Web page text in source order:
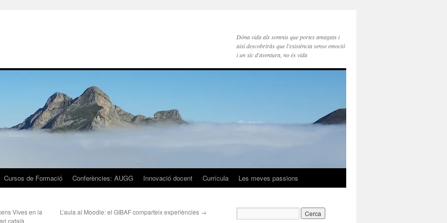
Dóna vida als somnis que portes amagats i
així descobriràs que l'existència sense emoció
i un xic d'aventura, no és vida
Cursos de Formació Conferències: AUGG Innovació docent Currícula Les meves passions
Vives en la
català
L’aula al Moodle: el GIBAF comparteix experiències →